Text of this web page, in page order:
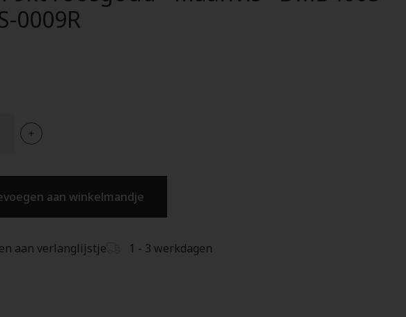
0009R
aan winkelmandje
aan verlanglijstje 1 - 3 werkdagen